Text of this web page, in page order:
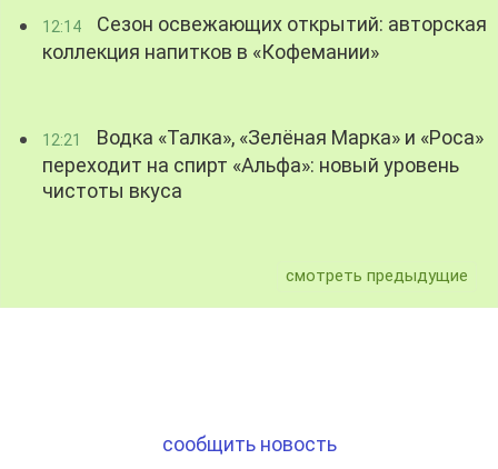
12:14
Сезон освежающих открытий: авторская
коллекция напитков в «Кофемании»
12:21
Водка «Талка», «Зелёная Марка» и «Роса»
переходит на спирт «Альфа»: новый уровень
чистоты вкуса
смотреть предыдущие
сообщить новость